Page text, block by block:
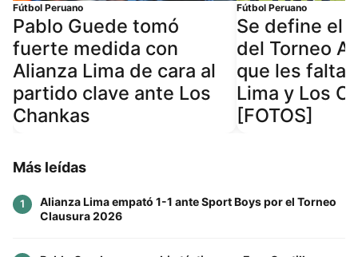
Fútbol Peruano
Pablo Guede tomó
fuerte medida con
Alianza Lima de cara al
partido clave ante Los
Chankas
Fútbol Peruano
Se define el
del Torneo
que les falta
Lima y Los
[FOTOS]
Más leídas
1
Alianza Lima empató 1-1 ante Sport Boys por el Torneo
Clausura 2026